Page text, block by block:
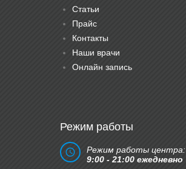
Статьи
Прайс
Контакты
Наши врачи
Онлайн запись
Режим работы
Режим работы центра:
9:00 - 21:00 ежедневно